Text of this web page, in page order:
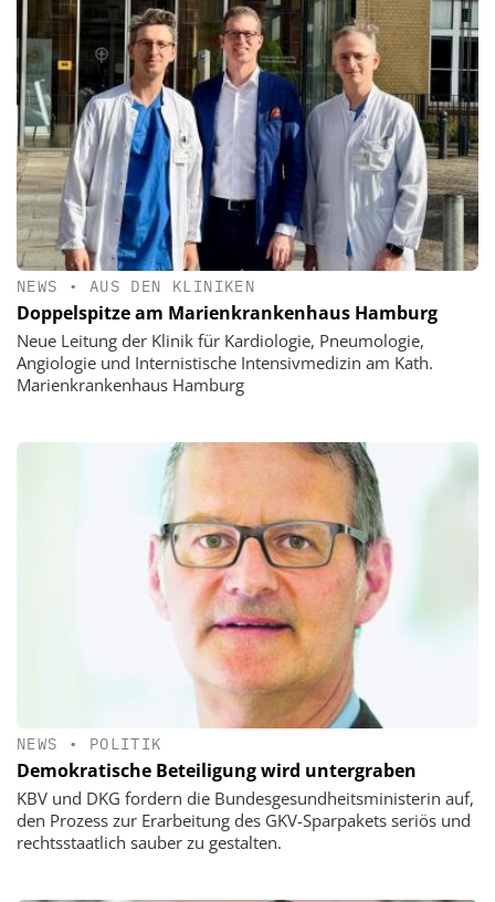
NEWS • AUS DEN KLINIKEN
Doppelspitze am Marienkrankenhaus Hamburg
Neue Leitung der Klinik für Kardiologie, Pneumologie,
Angiologie und Internistische Intensivmedizin am Kath.
Marienkrankenhaus Hamburg
NEWS • POLITIK
Demokratische Beteiligung wird untergraben
KBV und DKG fordern die Bundesgesundheitsministerin auf,
den Prozess zur Erarbeitung des GKV-Sparpakets seriös und
rechtsstaatlich sauber zu gestalten.